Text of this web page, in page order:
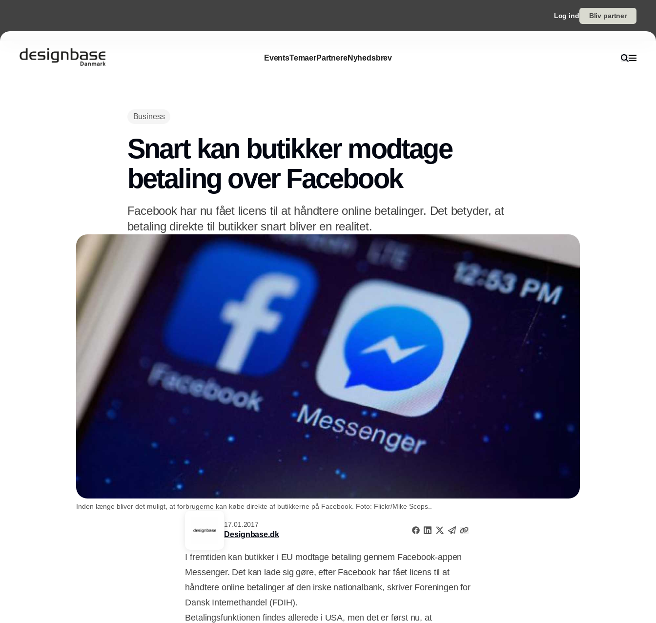
Log ind Bliv partner
EventsTemaerPartnereNyhedsbrev
Business
Snart kan butikker modtage
betaling over Facebook
Facebook har nu fået licens til at håndtere online betalinger. Det betyder, at
betaling direkte til butikker snart bliver en realitet.
Inden længe bliver det muligt, at forbrugerne kan købe direkte af butikkerne på Facebook. Foto: Flickr/Mike Scops..
17.01.2017
Designbase.dk
I fremtiden kan butikker i EU modtage betaling gennem Facebook-appen
Messenger. Det kan lade sig gøre, efter Facebook har fået licens til at
håndtere online betalinger af den irske nationalbank, skriver Foreningen for
Dansk Internethandel (FDIH).
Betalingsfunktionen findes allerede i USA, men det er først nu, at